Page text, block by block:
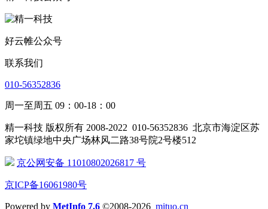
好云帷公众号
联系我们
010-56352836
周一至周五 09：00-18：00
精一科技 版权所有 2008-2022 010-56352836 北京市海淀区苏
家坨镇绿地中央广场林风二路38号院2号楼512
京公网安备 11010802026817 号
京ICP备16061980号
Powered by MetInfo 7.6 ©2008-2026 mituo.cn